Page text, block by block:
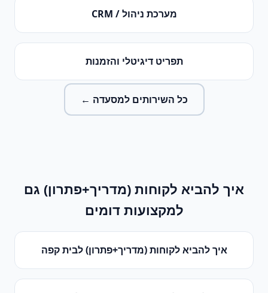
מערכת ניהול / CRM
תפריט דיגיטלי והזמנות
כל השירותים למסעדה ←
איך להביא לקוחות (מדריך+פתרון) גם
למקצועות דומים
איך להביא לקוחות (מדריך+פתרון)לבית קפה